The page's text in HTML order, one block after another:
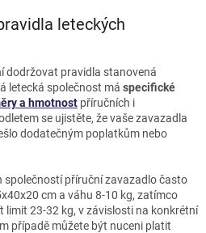
leteckých
dodržovat pravidla stanovená
letecká společnost má specifické
a hmotnost příručních i
se ujistěte, že vaše zavazadla
dodatečným poplatkům nebo
společností příruční zavazadlo často
cm a váhu 8-10 kg, zatímco
limit 23-32 kg, v závislosti na konkrétní
případě můžete být nuceni platit